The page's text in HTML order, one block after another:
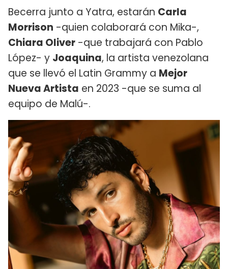
Becerra junto a Yatra, estarán Carla
Morrison -quien colaborará con Mika-,
Chiara Oliver -que trabajará con Pablo
López- y Joaquina, la artista venezolana
que se llevó el Latin Grammy a Mejor
Nueva Artista en 2023 -que se suma al
equipo de Malú-.